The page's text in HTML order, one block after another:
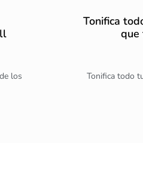
los
Tonifica
que
Tonifica todo